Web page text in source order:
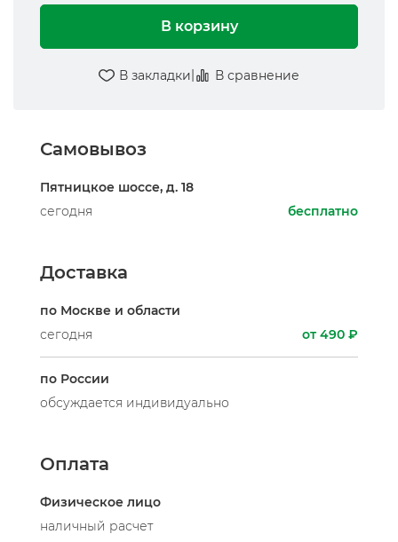
В корзину
В закладки| В сравнение
Самовывоз
Пятницкое шоссе, д. 18
сегодня
бесплатно
Доставка
по Москве и области
сегодня
от 490 ₽
по России
обсуждается индивидуально
Оплата
Физическое лицо
наличный расчет